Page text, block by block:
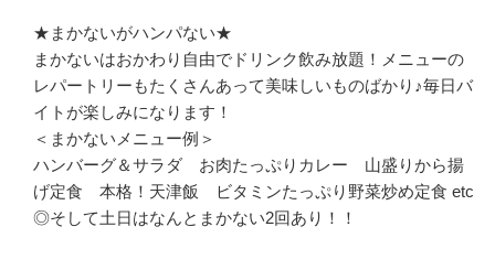
★まかないがハンパない★
まかないはおかわり自由でドリンク飲み放題！メニューの
レパートリーもたくさんあって美味しいものばかり♪毎日バ
イトが楽しみになります！
＜まかないメニュー例＞
ハンバーグ＆サラダ　お肉たっぷりカレー　山盛りから揚
げ定食　本格！天津飯　ビタミンたっぷり野菜炒め定食 etc
◎そして土日はなんとまかない2回あり！！